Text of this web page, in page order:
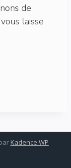
de
laisse
Kadence WP